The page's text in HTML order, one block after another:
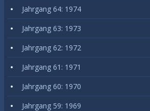
Jahrgang 64: 1974
Jahrgang 63: 1973
Jahrgang 62: 1972
Jahrgang 61: 1971
Jahrgang 60: 1970
Jahrgang 59: 1969